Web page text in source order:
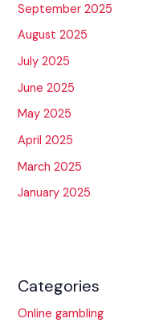
September 2025
August 2025
July 2025
June 2025
May 2025
April 2025
March 2025
January 2025
Categories
Online gambling